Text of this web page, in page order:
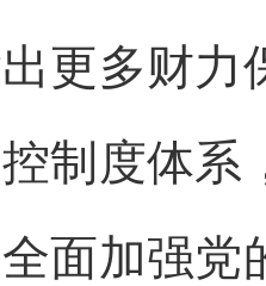
更多财力
制度体
面加强党